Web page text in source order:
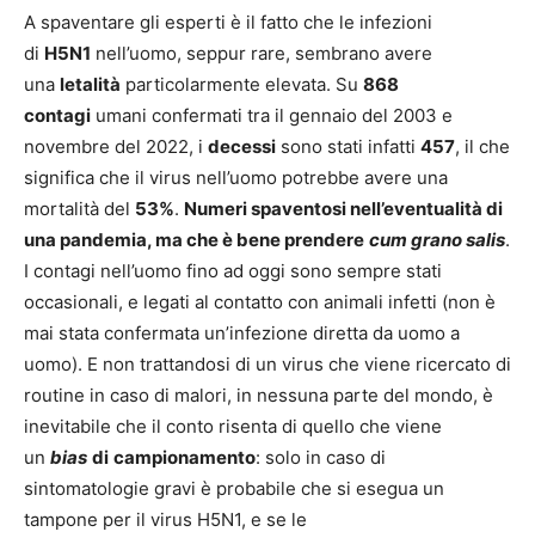
A spaventare gli esperti è il fatto che le infezioni
di H5N1 nell’uomo, seppur rare, sembrano avere
una letalità particolarmente elevata. Su 868
contagi umani confermati tra il gennaio del 2003 e
novembre del 2022, i decessi sono stati infatti 457, il che
significa che il virus nell’uomo potrebbe avere una
mortalità del 53%. Numeri spaventosi nell’eventualità di
una pandemia, ma che è bene prendere cum grano salis.
I contagi nell’uomo fino ad oggi sono sempre stati
occasionali, e legati al contatto con animali infetti (non è
mai stata confermata un’infezione diretta da uomo a
uomo). E non trattandosi di un virus che viene ricercato di
routine in caso di malori, in nessuna parte del mondo, è
inevitabile che il conto risenta di quello che viene
un bias di campionamento: solo in caso di
sintomatologie gravi è probabile che si esegua un
tampone per il virus H5N1, e se le